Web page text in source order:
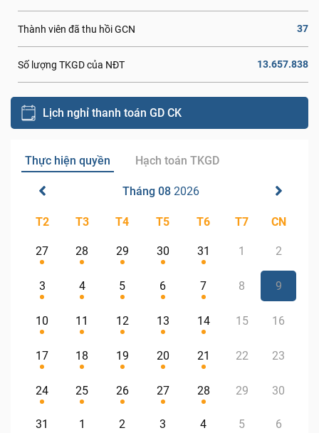
Thành viên đã thu hồi GCN 37
Số lượng TKGD của NĐT 13.657.838
Lịch nghỉ thanh toán GD CK
Thực hiện quyền Hạch toán TKGD
Tháng 08 2026
T2 T3 T4 T5 T6 T7 CN
27 28 29 30 31 1 2
3 4 5 6 7 8 9
10 11 12 13 14 15 16
17 18 19 20 21 22 23
24 25 26 27 28 29 30
31 1 2 3 4 5 6